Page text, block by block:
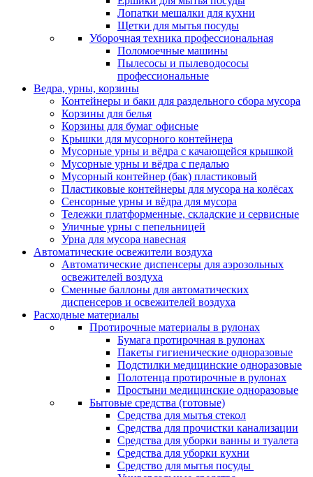
Лопатки мешалки для кухни
Щетки для мытья посуды
Уборочная техника профессиональная
Поломоечные машины
Пылесосы и пылеводососы
профессиональные
Ведра, урны, корзины
Контейнеры и баки для раздельного сбора мусора
Корзины для белья
Корзины для бумаг офисные
Крышки для мусорного контейнера
Мусорные урны и вёдра с качающейся крышкой
Мусорные урны и вёдра с педалью
Мусорный контейнер (бак) пластиковый
Пластиковые контейнеры для мусора на колёсах
Сенсорные урны и вёдра для мусора
Тележки платформенные, складские и сервисные
Уличные урны с пепельницей
Урна для мусора навесная
Автоматические освежители воздуха
Автоматические диспенсеры для аэрозольных
освежителей воздуха
Сменные баллоны для автоматических
диспенсеров и освежителей воздуха
Расходные материалы
Протирочные материалы в рулонах
Бумага протирочная в рулонах
Пакеты гигиенические одноразовые
Подстилки медицинские одноразовые
Полотенца протирочные в рулонах
Простыни медицинские одноразовые
Бытовые средства (готовые)
Средства для мытья стекол
Средства для прочистки канализации
Средства для уборки ванны и туалета
Средства для уборки кухни
Средство для мытья посуды